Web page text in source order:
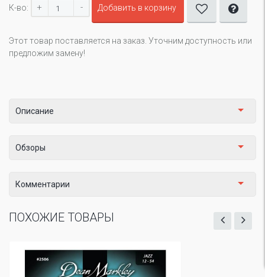
К-во: + - Добавить в корзину
Этот товар поставляется на заказ. Уточним доступность или
предложим замену!
Описание
Обзоры
Комментарии
ПОХОЖИЕ ТОВАРЫ